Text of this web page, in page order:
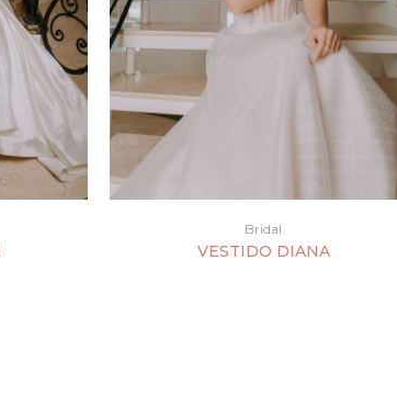
Bridal
VESTIDO DIANA